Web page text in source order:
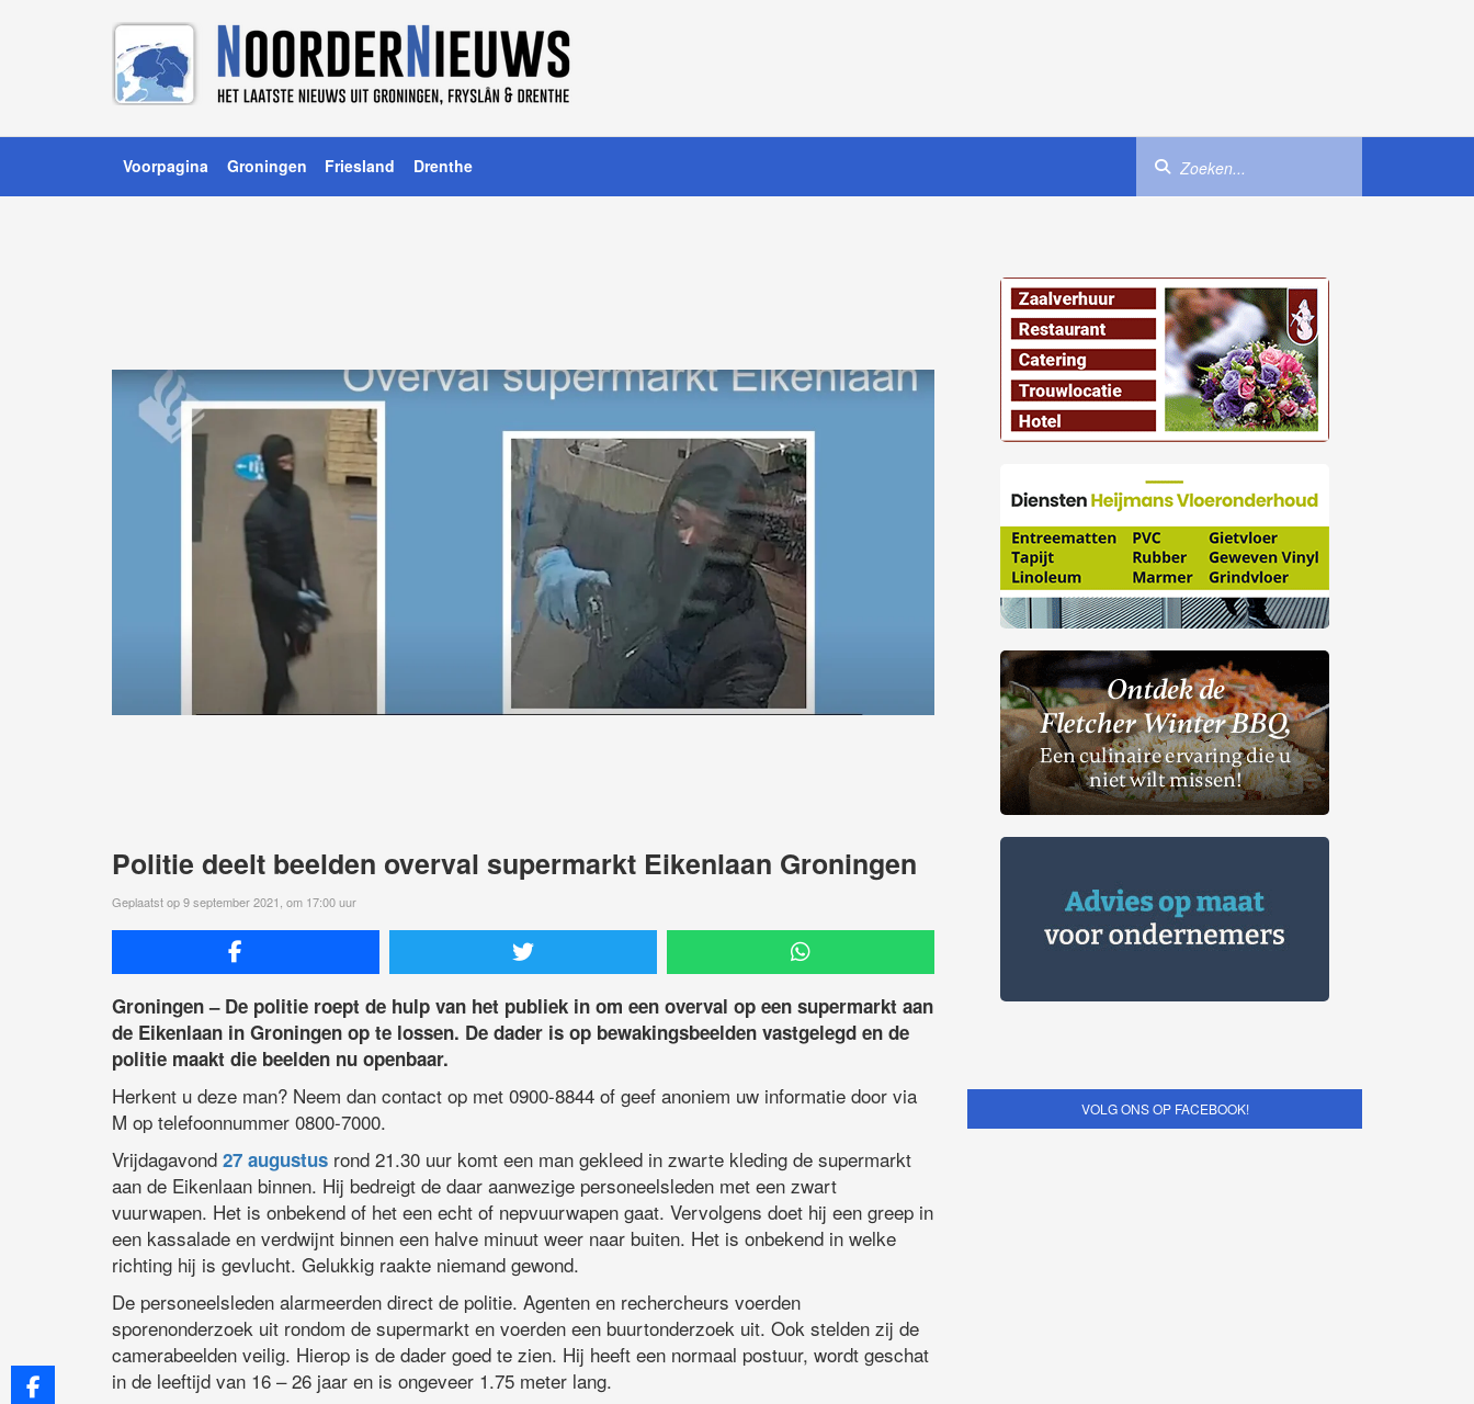
Voorpagina Groningen Friesland Drenthe
Politie deelt beelden overval supermarkt Eikenlaan Groningen
Geplaatst op 9 september 2021, om 17:00 uur
Groningen – De politie roept de hulp van het publiek in om een overval op een supermarkt aan
de Eikenlaan in Groningen op te lossen. De dader is op bewakingsbeelden vastgelegd en de
politie maakt die beelden nu openbaar.
Herkent u deze man? Neem dan contact op met 0900-8844 of geef anoniem uw informatie door via
M op telefoonnummer 0800-7000.
Vrijdagavond 27 augustus rond 21.30 uur komt een man gekleed in zwarte kleding de supermarkt
aan de Eikenlaan binnen. Hij bedreigt de daar aanwezige personeelsleden met een zwart
vuurwapen. Het is onbekend of het een echt of nepvuurwapen gaat. Vervolgens doet hij een greep in
een kassalade en verdwijnt binnen een halve minuut weer naar buiten. Het is onbekend in welke
richting hij is gevlucht. Gelukkig raakte niemand gewond.
De personeelsleden alarmeerden direct de politie. Agenten en rechercheurs voerden
sporenonderzoek uit rondom de supermarkt en voerden een buurtonderzoek uit. Ook stelden zij de
camerabeelden veilig. Hierop is de dader goed te zien. Hij heeft een normaal postuur, wordt geschat
in de leeftijd van 16 – 26 jaar en is ongeveer 1.75 meter lang.
VOLG ONS OP FACEBOOK!